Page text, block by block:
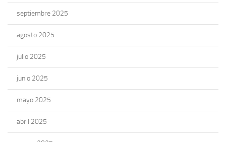
septiembre 2025
agosto 2025
julio 2025
junio 2025
mayo 2025
abril 2025